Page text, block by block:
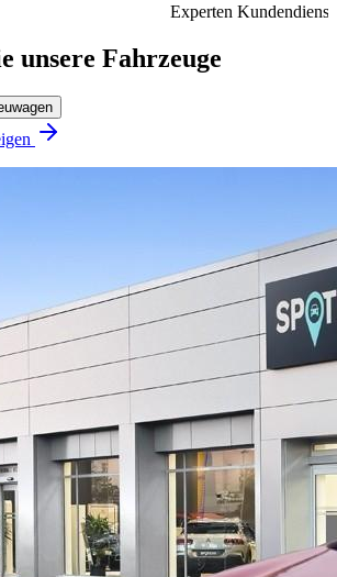
unsere Fahrzeuge